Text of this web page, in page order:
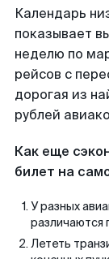
Календарь
показывает
неделю по
рейсов с
дорогая из
рублей
Как еще
билет на
У разных
различаются
Лететь